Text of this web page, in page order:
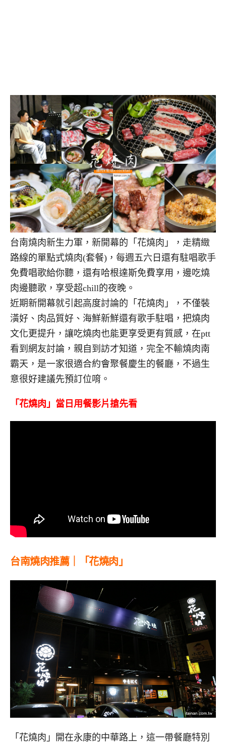
台南燒肉新生力軍，新開幕的「花燒肉」，走精緻
路線的單點式燒肉(套餐)，每週五六日還有駐唱歌手
免費唱歌給你聽，還有哈根達斯免費享用，邊吃燒
肉邊聽歌，享受超chill的夜晚。
近期新開幕就引起高度討論的「花燒肉」，不僅裝
潢好、肉品質好、海鮮新鮮還有歌手駐唱，把燒肉
文化更提升，讓吃燒肉也能更享受更有質感，在ptt
看到網友討論，親自到訪才知道，完全不輸燒肉南
霸天，是一家很適合約會聚餐慶生的餐廳，不過生
意很好建議先預訂位唷。
「花燒肉」當日用餐影片搶先看
台南燒肉推薦｜「花燒肉」
「花燒肉」開在永康的中華路上，這一帶餐廳特別